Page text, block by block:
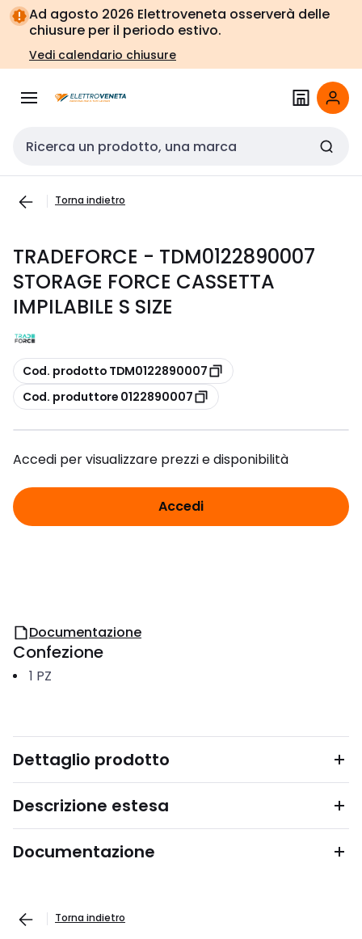
Vai alla
navigazione
Vai
alla
pagina
Ad agosto 2026 Elettroveneta osserverà delle
chiusure per il periodo estivo.
Vedi calendario chiusure
Cerca input
Torna indietro
TRADEFORCE - TDM0122890007
STORAGE FORCE CASSETTA
IMPILABILE S SIZE
copia
Cod. prodotto TDM0122890007
copia
Cod. produttore 0122890007
Accedi per visualizzare prezzi e disponibilità
Accedi
Documentazione
Confezione
1 PZ
Dettaglio prodotto
Descrizione estesa
Documentazione
Torna indietro